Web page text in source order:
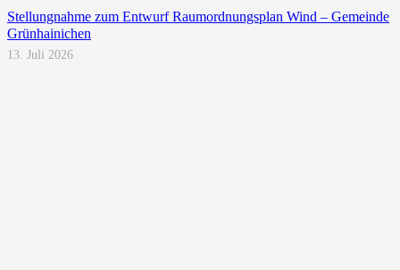
Stellungnahme zum Entwurf Raumordnungsplan Wind – Gemeinde
Grünhainichen
13. Juli 2026